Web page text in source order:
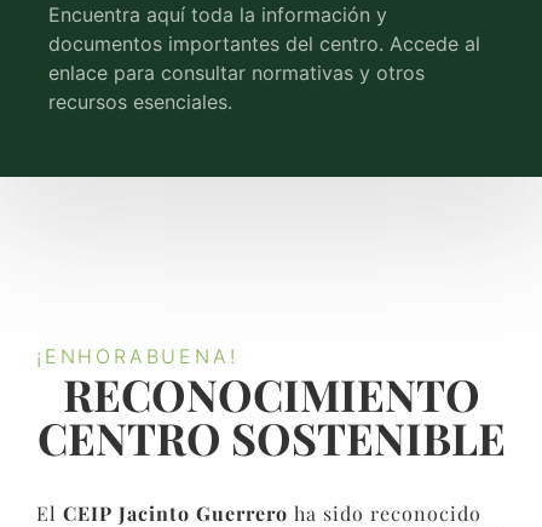
Encuentra aquí toda la información y
documentos importantes del centro. Accede al
enlace para consultar normativas y otros
recursos esenciales.
¡ENHORABUENA!
RECONOCIMIENTO
CENTRO SOSTENIBLE​
El CEIP Jacinto Guerrero ha sido reconocido